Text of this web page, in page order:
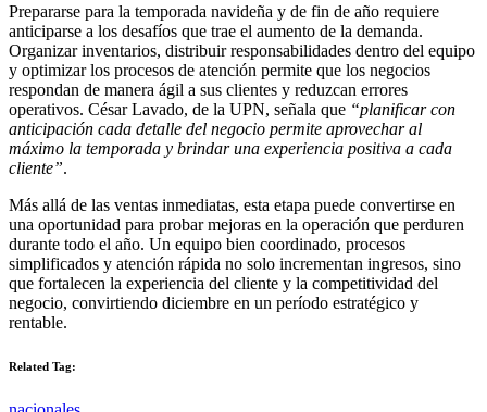
Prepararse para la temporada navideña y de fin de año requiere
anticiparse a los desafíos que trae el aumento de la demanda.
Organizar inventarios, distribuir responsabilidades dentro del equipo
y optimizar los procesos de atención permite que los negocios
respondan de manera ágil a sus clientes y reduzcan errores
operativos. César Lavado, de la UPN, señala que “planificar con
anticipación cada detalle del negocio permite aprovechar al
máximo la temporada y brindar una experiencia positiva a cada
cliente”.
Más allá de las ventas inmediatas, esta etapa puede convertirse en
una oportunidad para probar mejoras en la operación que perduren
durante todo el año. Un equipo bien coordinado, procesos
simplificados y atención rápida no solo incrementan ingresos, sino
que fortalecen la experiencia del cliente y la competitividad del
negocio, convirtiendo diciembre en un período estratégico y
rentable.
Related Tag: